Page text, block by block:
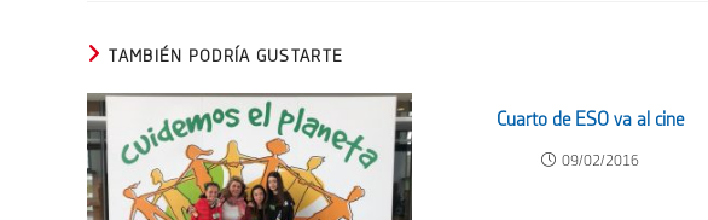
TAMBIÉN PODRÍA GUSTARTE
Cuarto de ESO va al cine
09/02/2016